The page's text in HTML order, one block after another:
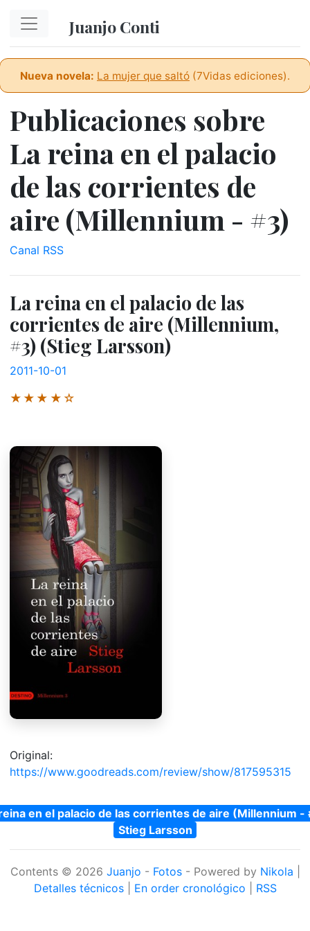
Juanjo Conti
Nueva novela: La mujer que saltó (7Vidas ediciones).
Publicaciones sobre
La reina en el palacio
de las corrientes de
aire (Millennium - #3)
Canal RSS
La reina en el palacio de las
corrientes de aire (Millennium,
#3) (Stieg Larsson)
2011-10-01
★★★★☆
Original:
https://www.goodreads.com/review/show/817595315
en el palacio de las corrientes de aire (Millennium -
Stieg Larsson
Contents © 2026 Juanjo - Fotos- Powered by Nikola
Detalles técnicos| En order cronológico RSS